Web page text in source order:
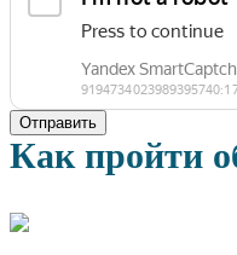
Отправить
Как пройти